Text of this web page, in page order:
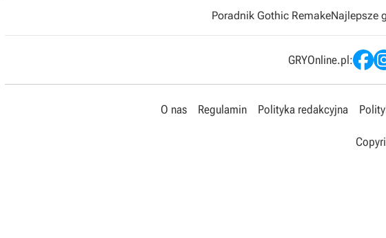
Poradnik Gothic RemakeNajlepsze
GRYOnline.pl:
O nas Regulamin Polityka redakcyjna